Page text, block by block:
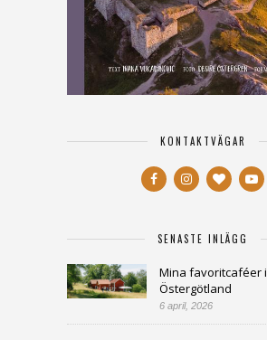
KONTAKTVÄGAR
SENASTE INLÄGG
Mina favoritcaféer i
Östergötland
6 april, 2026